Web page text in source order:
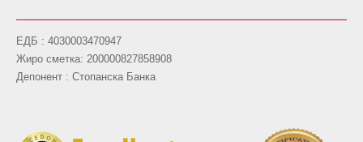
ЕДБ : 4030003470947
Жиро сметка: 200000827858908
Депонент : Стопанска Банка